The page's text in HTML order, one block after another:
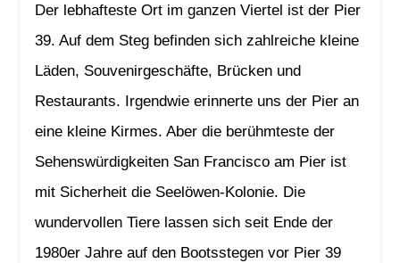
Der lebhafteste Ort im ganzen Viertel ist der Pier
39. Auf dem Steg befinden sich zahlreiche kleine
Läden, Souvenirgeschäfte, Brücken und
Restaurants. Irgendwie erinnerte uns der Pier an
eine kleine Kirmes. Aber die berühmteste der
Sehenswürdigkeiten San Francisco am Pier ist
mit Sicherheit die Seelöwen-Kolonie. Die
wundervollen Tiere lassen sich seit Ende der
1980er Jahre auf den Bootsstegen vor Pier 39